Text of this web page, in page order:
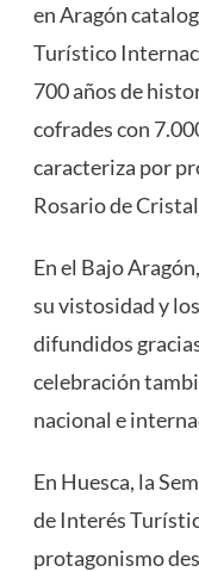
en Aragón
Turístico
700 años de
cofrades con
caracteriza por
Rosario de Cristal​
En el Bajo
su vistosidad y
difundidos
celebración
nacional e
En Huesca, la
de Interés
protagonismo